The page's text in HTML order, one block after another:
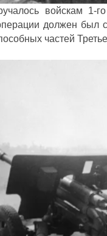
войскам 1-
должен был
частей